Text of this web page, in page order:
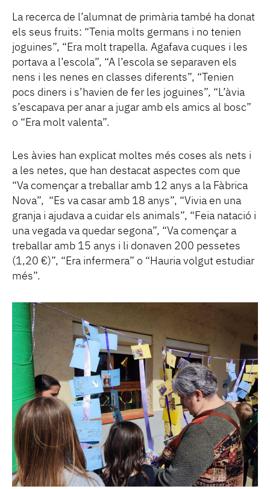
La recerca de l’alumnat de primària també ha donat
els seus fruits: “Tenia molts germans i no tenien
joguines”, “Era molt trapella. Agafava cuques i les
portava a l’escola”, “A l’escola se separaven els
nens i les nenes en classes diferents”, “Tenien
pocs diners i s’havien de fer les joguines”, “L’àvia
s’escapava per anar a jugar amb els amics al bosc”
o “Era molt valenta”.
Les àvies han explicat moltes més coses als nets i
a les netes, que han destacat aspectes com que
“Va començar a treballar amb 12 anys a la Fàbrica
Nova”, “Es va casar amb 18 anys”, “Vivia en una
granja i ajudava a cuidar els animals”, “Feia natació i
una vegada va quedar segona”, “Va començar a
treballar amb 15 anys i li donaven 200 pessetes
(1,20 €)”, “Era infermera” o “Hauria volgut estudiar
més”.